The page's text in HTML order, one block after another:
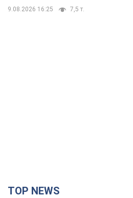
9.08.2026 16:25 7,5 т.
TOP NEWS